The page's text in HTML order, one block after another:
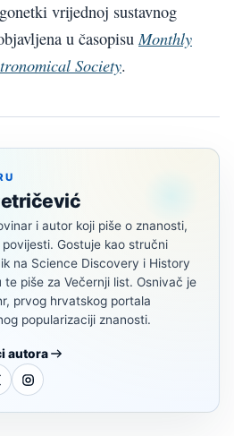
vrijednoj sustavnog
u časopisuMonthly
Society.
i autor koji piše o znanosti,
povijesti. Gostuje kao stručni
na Science Discovery i History
te piše za Večernji list. Osnivač je
prvog hrvatskog portala
popularizaciji znanosti.
autora